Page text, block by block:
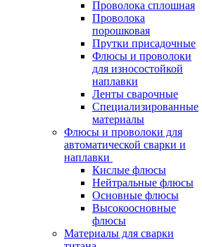
Проволока сплошная
Проволока
порошковая
Прутки присадочные
Флюсы и проволоки
для износостойкой
наплавки
Ленты сварочные
Специализированные
материалы
Флюсы и проволоки для
автоматической сварки и
наплавки
Кислые флюсы
Нейтральные флюсы
Основные флюсы
Высокоосновные
флюсы
Материалы для сварки